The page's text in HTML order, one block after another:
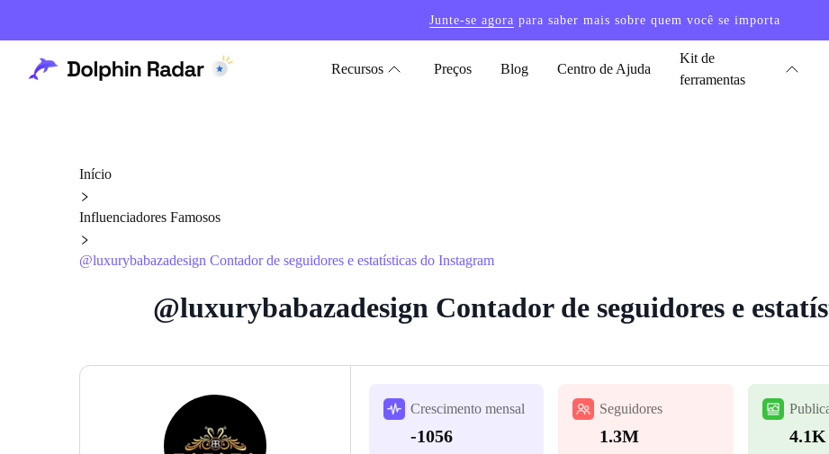
Junte-se agora para saber mais sobre quem você se importa
Recursos Preços Blog Centro de Ajuda
Kit de
ferramentas
Início
Influenciadores Famosos
@luxurybabazadesign Contador de seguidores e estatísticas do Instagram
@luxurybabazadesign Contador de seguidores e
Crescimento mensal
-1056
Seguidores
1.3M 4.1K